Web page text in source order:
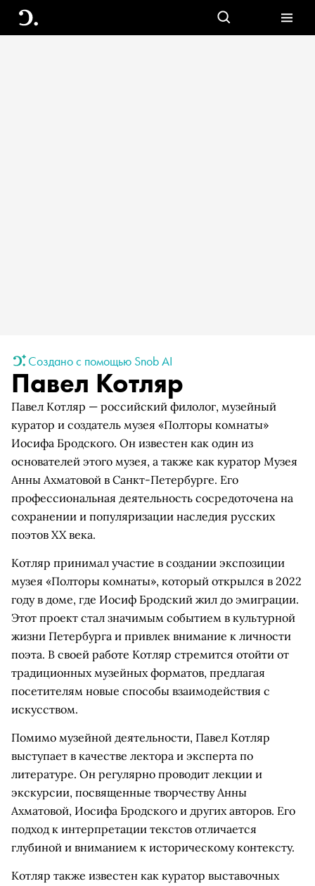
Создано с помощью Snob AI
Павел Котляр
Павел Котляр — российский филолог, музейный
куратор и создатель музея «Полторы комнаты»
Иосифа Бродского. Он известен как один из
основателей этого музея, а также как куратор Музея
Анны Ахматовой в Санкт-Петербурге. Его
профессиональная деятельность сосредоточена на
сохранении и популяризации наследия русских
поэтов XX века.
Котляр принимал участие в создании экспозиции
музея «Полторы комнаты», который открылся в 2022
году в доме, где Иосиф Бродский жил до эмиграции.
Этот проект стал значимым событием в культурной
жизни Петербурга и привлек внимание к личности
поэта. В своей работе Котляр стремится отойти от
традиционных музейных форматов, предлагая
посетителям новые способы взаимодействия с
искусством.
Помимо музейной деятельности, Павел Котляр
выступает в качестве лектора и эксперта по
литературе. Он регулярно проводит лекции и
экскурсии, посвященные творчеству Анны
Ахматовой, Иосифа Бродского и других авторов. Его
подход к интерпретации текстов отличается
глубиной и вниманием к историческому контексту.
Котляр также известен как куратор выставочных